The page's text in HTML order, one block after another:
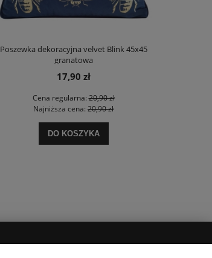
Poszewka dekoracyjna velvet Blink 45x45
granatowa
17,90 zł
Cena regularna:20,90 zł
Najniższa cena: 20,90 zł
DO KOSZYKA